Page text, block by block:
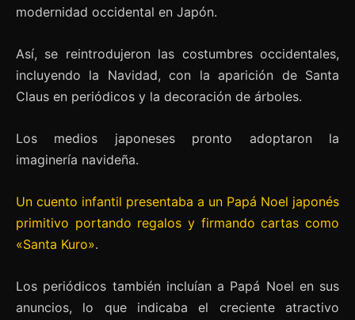
modernidad occidental en Japón.
Así, se reintrodujeron las costumbres occidentales,
incluyendo la Navidad, con la aparición de Santa
Claus en periódicos y la decoración de árboles.
Los medios japoneses pronto adoptaron la
imaginería navideña.
Un cuento infantil presentaba a un Papá Noel japonés
primitivo portando regalos y firmando cartas como
«Santa Kuro».
Los periódicos también incluían a Papá Noel en sus
anuncios, lo que indicaba el creciente atractivo